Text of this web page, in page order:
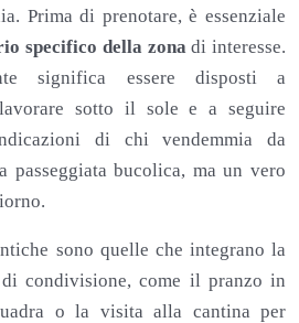
Prima di prenotare, è essenziale
specifico della zonadi interesse.
significa essere disposti a
sotto il sole e a seguire
di chi vendemmia da
passeggiata bucolica, ma un vero
sono quelle che integrano la
condivisione, come il pranzo in
o la visita alla cantina per